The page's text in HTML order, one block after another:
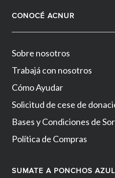
CONOCÉ ACNUR
Sobre nosotros
Trabajá con nosotros
Cómo Ayudar
Solicitud de cese de
Bases y Condiciones de
Política de Compras
SUMATE A PONCHOS